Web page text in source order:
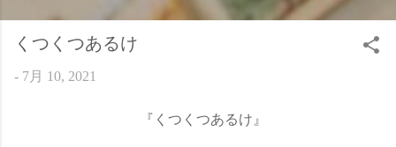
くつくつあるけ
- 7月 10, 2021
『くつくつあるけ』